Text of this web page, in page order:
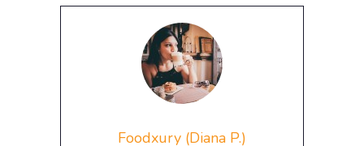
Foodxury (Diana P.)